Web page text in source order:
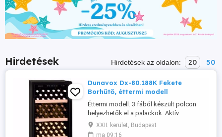
Hirdetések Hirdetések az oldalon: 20 50
Dunavox Dx-80.188K Fekete
Borhűtő, éttermi modell
Éttermi modell. 3 fából készült polcon
helyezhetők el a palackok. Aktív
szénszűrővel, ajtózárral és télvédelemmel
(fűtés funkció) ellátott. A belső
XXII. kerület, Budapest
ma 09:16